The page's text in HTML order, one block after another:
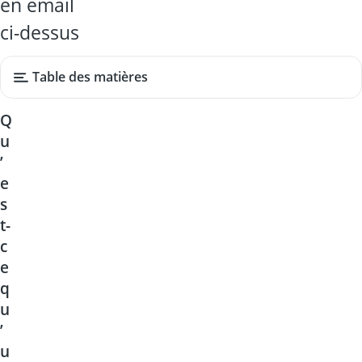
ci-dessus
Table des matières
Q
u
’
e
s
t-
c
e
q
u
’
u